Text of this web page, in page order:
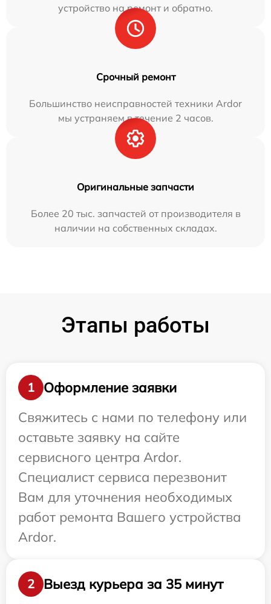
устройство на ремонт и обратно.
Срочный ремонт
Большинство неисправностей техники Ardor
мы устраняем в течение 2 часов.
Оригинальные запчасти
Более 20 тыс. запчастей от производителя в
наличии на собственных складах.
Этапы работы
1
Оформление заявки
Свяжитесь с нами по телефону или
оставьте заявку на сайте
сервисного центра Ardor.
Специалист сервиса перезвонит
Вам для уточнения необходимых
работ ремонта Вашего устройства
Ardor.
2 Выезд курьера за 35 минут